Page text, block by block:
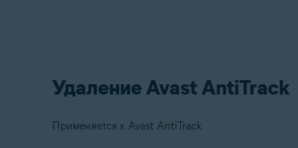
Удаление Avast AntiTrack
Применяется к Avast AntiTrack